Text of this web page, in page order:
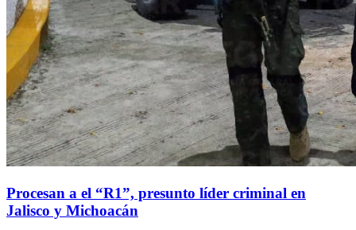
Procesan a el “R1”, presunto líder criminal en
Jalisco y Michoacán